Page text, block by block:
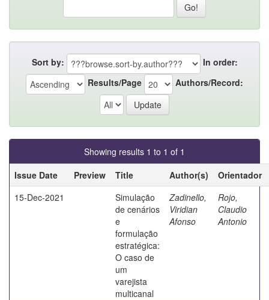
Sort by:
In order:
Results/Page
Authors/Record:
Showing results 1 to 1 of 1
Issue Date
Preview Title Author(s)
Orientador
15-Dec-2021
Simulação
de cenários
e
formulação
estratégica:
O caso de
um
varejista
multicanal
Zadinello,
Viridian
Afonso
Rojo,
Claudio
Antonio